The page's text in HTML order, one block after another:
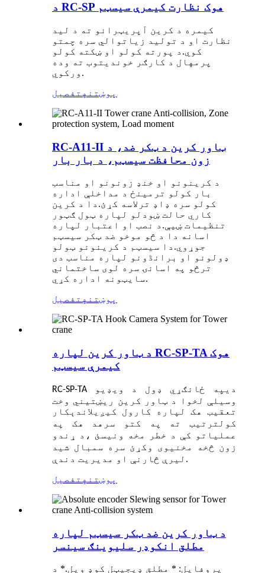
د RC-SP هوک نظارت کیمرې سیسټم
کیمره د کرین آپریټرانو ته د لید
نظارت او د تولید زیاتوالي سره چمتو
کوي.د پورته کولو او ښکته کولو
پرمهال د کارګر خوندیتوب ته وده
ورکوي.
پوښتنه تفصیل
RC-A11-II ټاور کرین د ټکر ضد، د
زون محافظت سیسټم، د بار بار
د کرینونو او خنډ زونونو او مناسب
بار کولو ترمینځ د مداخلې اداره
کولو سره ډاډ ترلاسه کړئ.دا د کرین
کاري حالت ښودلو لپاره ټول ګټور
تنظیمات ښیې.د نصب او اعتبار لپاره
اسانه دا د څو موخو ضد ټکر سیسټم
جوړوي.دا سیسټم د کرینونو ټولو
ډولونو او برانڈونو لپاره مناسب دی
ترڅو په اسانۍ سره لوی ساختماني
سایټونه اداره کړي.
پوښتنهتفصیل
د ټاور کرین لپاره RC-SP-TA هوک
کیمرې سیسټم
RC-SP-TA دی په ځانګړي ډول د ویډیو
وسیلې لخوا د ټاور کرین ریښتیني وخت
تعقیب هک لپاره کارول کیږي لاندېکار
کول ترتیب ته په کتو سره د هک په
عملیاتو کې د خطر مخه ونیسئ ، د ړندو
زون څخه مخنیوی وکړئ سره سمبال شيد
لیرې څارنې او مدیریت دندې.
پوښتنه تفصیل
د ټاور کرین ضد ټکر سیسټم لپاره
مطلق انکوډر سلیوینګ سینسر
پروفایل: * مطلق ډیجیټل کوډ ویل.* د